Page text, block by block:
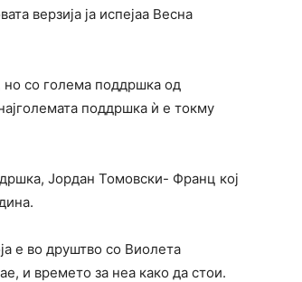
верзија ја испејаа Весна
но со голема поддршка од
поддршка ѝ е токму
Јордан Томовски- Франц кој
е во друштво со Виолета
и времето за неа како да стои.